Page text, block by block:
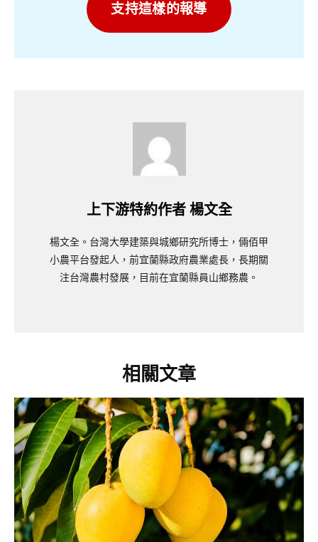
支持這樣的報導
上下游特約作者 楊文全
楊文全。台灣大學建築與城鄉研究所博士，倆佰甲
小農平台發起人，前宜蘭縣政府農業處長，長期關
注台灣農村發展，目前在宜蘭縣員山鄉務農。
相關文章